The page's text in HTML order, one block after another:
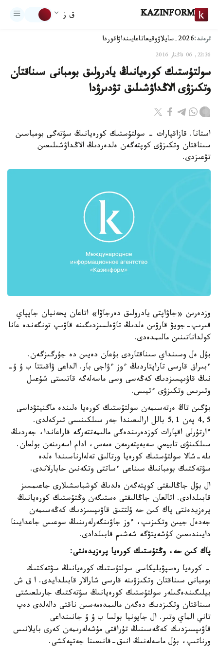
KAZINFORM ق ز
ترەند:2026-سايلاۋ وقيعاتاعايىنداۋاقوردا
22:36, 06 قاڭتار 2016
سولتۇستىك كورەيانىڭ يادرولىق بومبانى سىناقتان
وتكىزۋى الاڭداۋشىلىق تۋدىرۋدا
استانا. قازاقپارات - سولتۇستىك كورەيانىڭ سۋتەگى بومباسىن
سىناقتان وتكىزۋى كوپتەگەن ەلدەردىڭ الاڭداۋشىلىعىن
تۋعىزدى.
وزدەرىن «جاۋاپتى يادرولىق دەرجاۆا» اتاعان پحەنيان جاپپاي
قىرىپ-جويۋ قارۋىن ەلدىڭ تاۋەلسىزدىگىنە قاۋىپ تونگەندە عانا
كولداناتىنىن مالىمدەدى.
بۇل ەل وسىنداي سىناقتاردى بۇعان دەيىن دە جۇرگىزگەن.
ءبىراق قارسى تاراپتاردىڭ ءوز ءۋاجى بار. الداعى ۋاقىتتا ب ۇ ۇ-
نىڭ قاۋىپسىزدىك كەڭەسى وسى ماسەلەگە قاتىستى شۇعىل
وتىرىس وتكىزۋى ءتيىس.
بۇگىن تاڭ ەرتەسىمەن سولتۇستىك كورەيا ەلىندە ماگنيتۋداسى
4,5 پەن 5,1 بالل ارالىعىندا جەر سىلكىنىسى تىركەلدى.
ءارتۇرلى اقپارات كوزدەرىندەگى مالىمەتتەرگە قاراعاندا، جەردىڭ
سىلكىنۋى تابيعي سەبەپتەرمەن ەمەس، ادام اسەرىنەن بولعان.
ىلە-شالا سولتۇستىك كورەيا ورتالىق تەلەارناسىندا ەلدە
سۋتەكتىك بومبانىڭ سىناعى ءساتتى وتكەنىن حابارلاندى.
ال بۇل جاڭالىقتى كوپتەگەن ەلدىڭ كوشباسشىلارى جاعىمسىز
قابىلدادى. اتالعان جاڭالىقتى ەستىگەن وڭتۇستىك كورەيانىڭ
پرەزيدەنتى پاك كىن حە ۇلتتىق قاۋىپسىزدىك كەڭەسىمەن
جەدەل جيىن وتكىزىپ، ءوز جاۋىنگەرلەرىنىڭ سوعىس جاعدايىنا
دايىندىعىن كۇشەيتۋگە شەشىم قابىلدادى.
پاك كىن حە، وڭتۇستىك كورەيا پرەزيدەنتى:
- كورەيا رەسپۋبليكاسى سولتۇستىك كورەيانىڭ سۋتەكتىك
بومبانى سىناقتان وتكىزۋىنە قارسى شارالار قابىلدايدى. ا ق ش
بيلىگىندەگىلەر سولتۇستىك كورەيانىڭ سۋتەكتىك جارىلعىشتى
سىناقتان وتكىزدىك دەگەن مالىمدەمەسىن ناقتى دالەلدى دەپ
تاني الماي وتىر. ال جاپونيا بولسا ب ۇ ۇ جانىنداعى
قاۋىپسىزدىك كەڭەسىنىڭ تۇراقتى مۇشەلەرىمەن كەرى بايلانىس
ورناتىپ، بۇل ماسەلەنىڭ انىق-قانىعىنا جەتپەكشى.